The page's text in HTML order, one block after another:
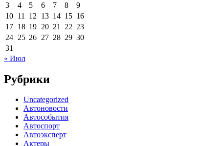
3
4 5 6 7 8
9
10 11 12 13 14 15 16
17 18 19 20 21 22 23
24 25 26 27 28 29 30
31
« Июл
Рубрики
Uncategorized
Автоновости
Автособытия
Автоспорт
Автоэксперт
Актеры